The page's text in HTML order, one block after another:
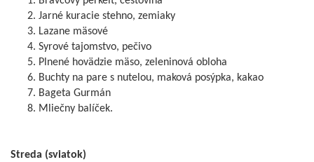
Jarné kuracie stehno, zemiaky
Lazane mäsové
Syrové tajomstvo, pečivo
Plnené hovädzie mäso, zeleninová obloha
Buchty na pare s nutelou, maková posýpka, kakao
Bageta Gurmán
Mliečny balíček.
Streda (sviatok)